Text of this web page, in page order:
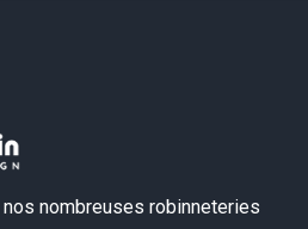
nombreuses robinneteries